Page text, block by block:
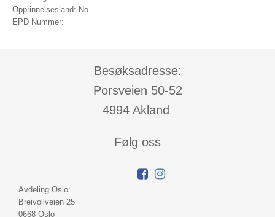
Opprinnelsesland: No
EPD Nummer:
Besøksadresse:
Porsveien 50-52
4994 Akland
Følg oss
Avdeling Oslo:
Breivollveien 25
0668 Oslo